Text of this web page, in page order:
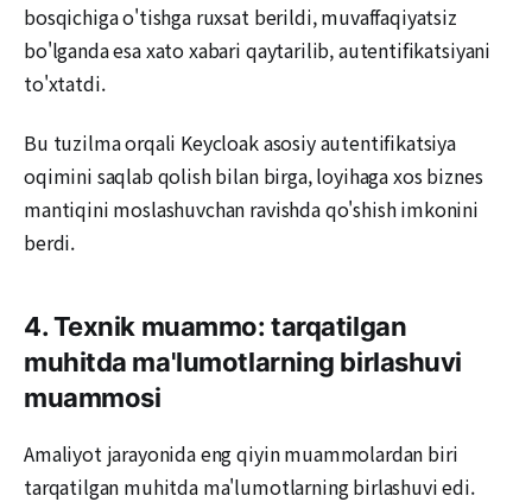
bosqichiga o'tishga ruxsat berildi, muvaffaqiyatsiz
bo'lganda esa xato xabari qaytarilib, autentifikatsiyani
to'xtatdi.
Bu tuzilma orqali Keycloak asosiy autentifikatsiya
oqimini saqlab qolish bilan birga, loyihaga xos biznes
mantiqini moslashuvchan ravishda qo'shish imkonini
berdi.
4. Texnik muammo: tarqatilgan
muhitda ma'lumotlarning birlashuvi
muammosi
Amaliyot jarayonida eng qiyin muammolardan biri
tarqatilgan muhitda ma'lumotlarning birlashuvi edi.